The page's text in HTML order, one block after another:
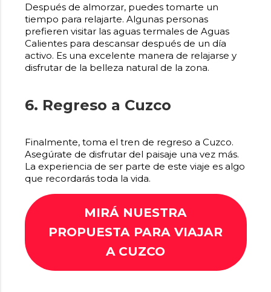
Después de almorzar, puedes tomarte un
tiempo para relajarte. Algunas personas
prefieren visitar las aguas termales de Aguas
Calientes para descansar después de un día
activo. Es una excelente manera de relajarse y
disfrutar de la belleza natural de la zona.
6. Regreso a Cuzco
Finalmente, toma el tren de regreso a Cuzco.
Asegúrate de disfrutar del paisaje una vez más.
La experiencia de ser parte de este viaje es algo
que recordarás toda la vida.
MIRÁ NUESTRA
PROPUESTA PARA VIAJAR
A CUZCO